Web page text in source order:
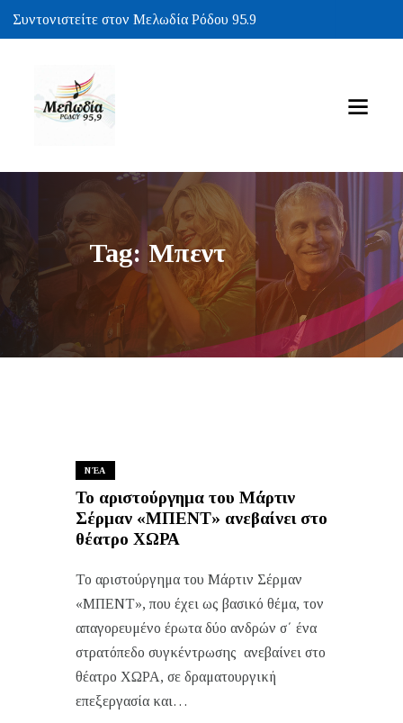
Συντονιστείτε στον Μελωδία Ρόδου 95.9
Tag: Μπεντ
ΝΈΑ
Το αριστούργημα του Μάρτιν
Σέρμαν «ΜΠΕΝΤ» ανεβαίνει στο
θέατρο ΧΩΡΑ
Το αριστούργημα του Μάρτιν Σέρμαν
«ΜΠΕΝΤ», που έχει ως βασικό θέμα, τον
απαγορευμένο έρωτα δύο ανδρών σ΄ ένα
στρατόπεδο συγκέντρωσης ανεβαίνει στο
θέατρο ΧΩΡΑ, σε δραματουργική
επεξεργασία και…